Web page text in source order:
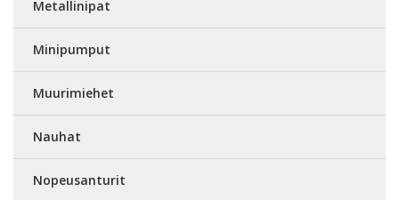
Metallinipat
Minipumput
Muurimiehet
Nauhat
Nopeusanturit